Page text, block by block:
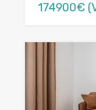
174900€